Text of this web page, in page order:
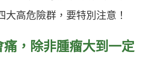
大高危險群，要特別注意！
，除非腫瘤大到一定